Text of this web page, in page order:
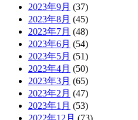
2023年9月 (37)
2023年8月 (45)
2023年7月 (48)
2023年6月 (54)
2023年5月 (51)
2023年4月 (50)
2023年3月 (65)
2023年2月 (47)
2023年1月 (53)
2022年12月 (73)